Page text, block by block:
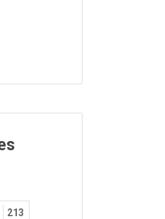
213